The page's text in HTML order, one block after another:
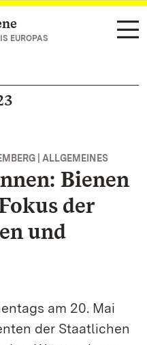
EUROPAS
| ALLGEMEINES
Bienen
der
und
am 20. Mai
der Staatlichen